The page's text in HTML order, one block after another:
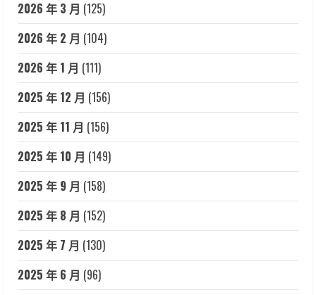
2026 年 3 月 (125)
2026 年 2 月 (104)
2026 年 1 月 (111)
2025 年 12 月 (156)
2025 年 11 月 (156)
2025 年 10 月 (149)
2025 年 9 月 (158)
2025 年 8 月 (152)
2025 年 7 月 (130)
2025 年 6 月 (96)